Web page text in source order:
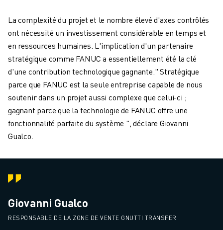
La complexité du projet et le nombre élevé d'axes contrôlés
ont nécessité un investissement considérable en temps et
en ressources humaines. L'implication d'un partenaire
stratégique comme FANUC a essentiellement été la clé
d'une contribution technologique gagnante." Stratégique
parce que FANUC est la seule entreprise capable de nous
soutenir dans un projet aussi complexe que celui-ci ;
gagnant parce que la technologie de FANUC offre une
fonctionnalité parfaite du système ", déclare Giovanni
Gualco.
Giovanni Gualco
RESPONSABLE DE LA ZONE DE VENTE GNUTTI TRANSFER